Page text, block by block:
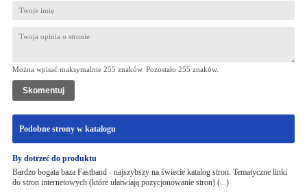
Można wpisać maksymalnie 255 znaków. Pozostało 255 znaków.
Podobne strony w katalogu
By dotrzeć do produktu
Bardzo bogata baza Fastband - najszybszy na świecie katalog stron. Tematyczne linki
do stron internetowych (które ułatwiają pozycjonowanie stron) (...)